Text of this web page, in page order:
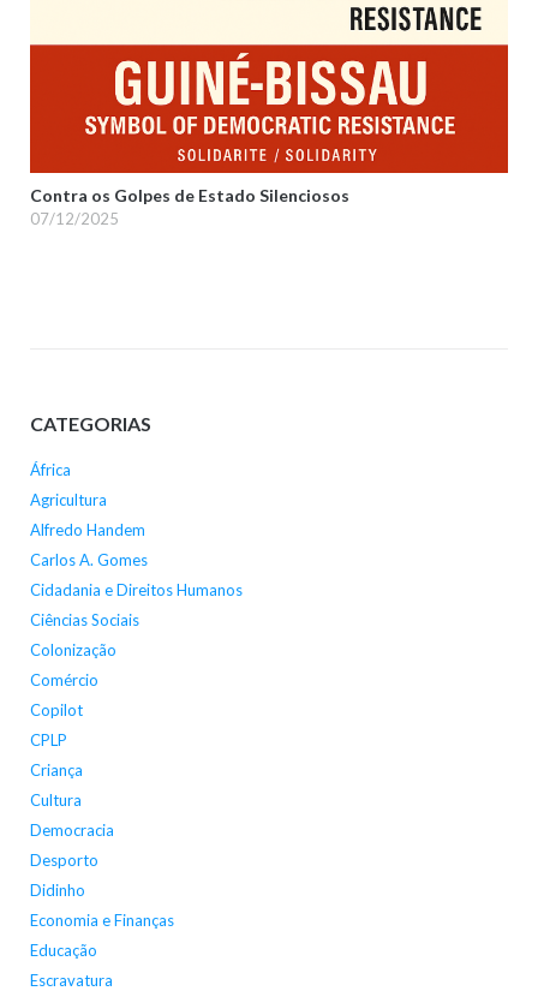
Contra os Golpes de Estado Silenciosos
07/12/2025
CATEGORIAS
África
Agricultura
Alfredo Handem
Carlos A. Gomes
Cidadania e Direitos Humanos
Ciências Sociais
Colonização
Comércio
Copilot
CPLP
Criança
Cultura
Democracia
Desporto
Didinho
Economia e Finanças
Educação
Escravatura